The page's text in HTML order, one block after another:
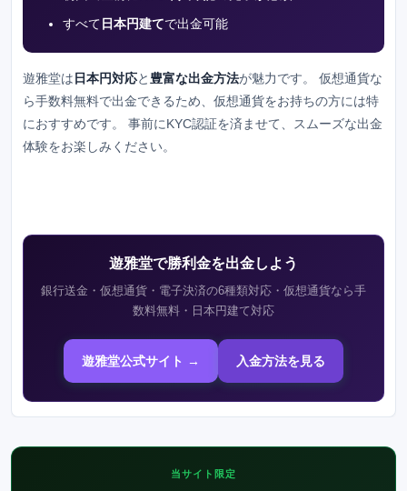
すべて 日本円建てで出金可能
遊雅堂は 日本円対応と豊富な出金方法が魅力です。 仮想通貨な
ら手数料無料で出金できるため、仮想通貨をお持ちの方には特
におすすめです。 事前にKYC認証を済ませて、スムーズな出金
体験をお楽しみください。
遊雅堂で勝利金を出金しよう
銀行送金・仮想通貨・電子決済の6種類対応・仮想通貨なら手
数料無料・日本円建て対応
遊雅堂公式サイト → 入金方法を見る
当サイト限定